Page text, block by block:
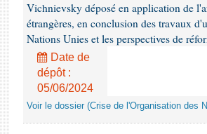
Vichnievsky déposé en application de
étrangères, en conclusion des travaux
Nations Unies et les perspectives de
Date de
dépôt :
05/06/2024
Voir le dossier (Crise de l'Organisation des